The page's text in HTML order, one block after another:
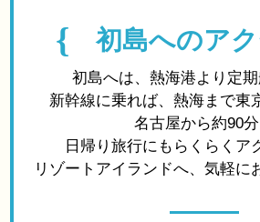
初島へのア
初島へは、熱海港より定期
新幹線に乗れば、熱海まで東
名古屋から約90分
日帰り旅行にもらくらくア
リゾートアイランドへ、気軽に